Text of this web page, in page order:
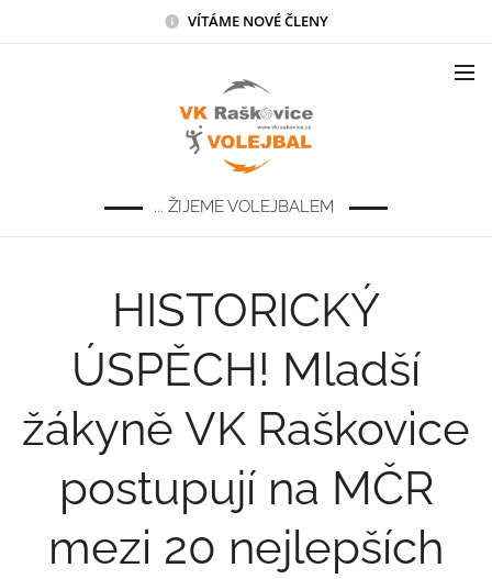
VÍTÁME NOVÉ ČLENY
... ŽIJEME VOLEJBALEM
HISTORICKÝ
ÚSPĚCH! Mladší
žákyně VK Raškovice
postupují na MČR
mezi 20 nejlepších